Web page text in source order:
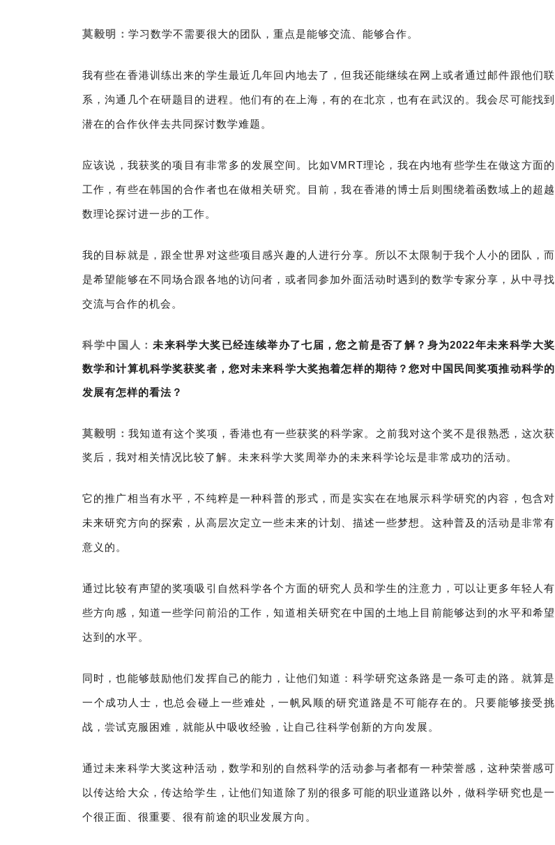
莫毅明： 学习数学不需要很大的团队，重点是能够交流、能够合作。
我有些在香港训练出来的学生最近几年回内地去了，但我还能继续在网上或者通过邮件跟他们联
系，沟通几个在研题目的进程。他们有的在上海，有的在北京，也有在武汉的。我会尽可能找到
潜在的合作伙伴去共同探讨数学难题。
应该说，我获奖的项目有非常多的发展空间。比如VMRT理论，我在内地有些学生在做这方面的
工作，有些在韩国的合作者也在做相关研究。目前，我在香港的博士后则围绕着函数域上的超越
数理论探讨进一步的工作。
我的目标就是，跟全世界对这些项目感兴趣的人进行分享。所以不太限制于我个人小的团队，而
是希望能够在不同场合跟各地的访问者，或者同参加外面活动时遇到的数学专家分享，从中寻找
交流与合作的机会。
科学中国人：未来科学大奖已经连续举办了七届，您之前是否了解？身为2022年未来科学大奖
数学和计算机科学奖获奖者，您对未来科学大奖抱着怎样的期待？您对中国民间奖项推动科学的
发展有怎样的看法？
莫毅明：我知道有这个奖项，香港也有一些获奖的科学家。之前我对这个奖不是很熟悉，这次获
奖后，我对相关情况比较了解。未来科学大奖周举办的未来科学论坛是非常成功的活动。
它的推广相当有水平，不纯粹是一种科普的形式，而是实实在在地展示科学研究的内容，包含对
未来研究方向的探索，从高层次定立一些未来的计划、描述一些梦想。这种普及的活动是非常有
意义的。
通过比较有声望的奖项吸引自然科学各个方面的研究人员和学生的注意力，可以让更多年轻人有
些方向感，知道一些学问前沿的工作，知道相关研究在中国的土地上目前能够达到的水平和希望
达到的水平。
同时，也能够鼓励他们发挥自己的能力，让他们知道：科学研究这条路是一条可走的路。就算是
一个成功人士，也总会碰上一些难处，一帆风顺的研究道路是不可能存在的。只要能够接受挑
战，尝试克服困难，就能从中吸收经验，让自己往科学创新的方向发展。
通过未来科学大奖这种活动，数学和别的自然科学的活动参与者都有一种荣誉感，这种荣誉感可
以传达给大众，传达给学生，让他们知道除了别的很多可能的职业道路以外，做科学研究也是一
个很正面、很重要、很有前途的职业发展方向。